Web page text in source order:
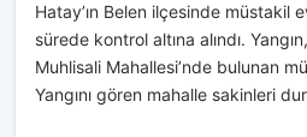
Hatay’ın Belen ilçesinde müstakil
sürede kontrol altına alındı.
Muhlisali Mahallesi’nde bulunan
Yangını gören mahalle sakinleri